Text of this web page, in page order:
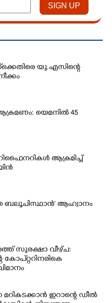
യു.എസിന്റെ
യെമനിൽ 45
ആക്രമിച്ച്
ബലൂചിസ്ഥാൻ' ആഹ്വാനം
സുരക്ഷാ വീഴ്‌ച:
കോ‌പ്‌റ്ററിനരികെ
മറികടക്കാൻ ഇറാന്റെ ഡീൽ